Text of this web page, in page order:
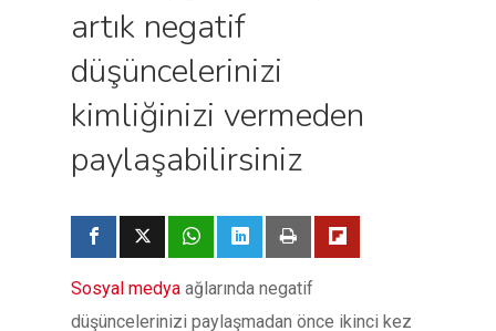
artık negatif
düşüncelerinizi
kimliğinizi vermeden
paylaşabilirsiniz
Sosyal medya ağlarında negatif
düşüncelerinizi paylaşmadan önce ikinci kez